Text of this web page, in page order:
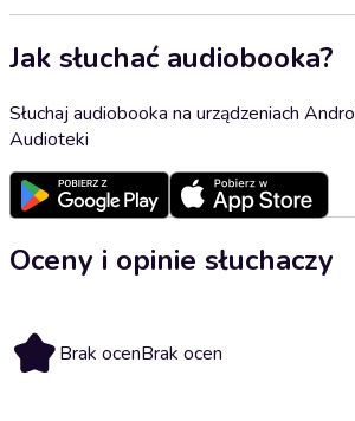
Jak słuchać audiobooka?
Słuchaj audiobooka na urządzeniach
Audioteki
Oceny i opinie słuchaczy
Brak ocenBrak ocen